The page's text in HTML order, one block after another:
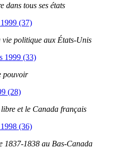
dans tous ses états
(37)
vie politique aux États-Unis
1999 (33)
pouvoir
(28)
et le Canada français
(36)
1837-1838 au Bas-Canada